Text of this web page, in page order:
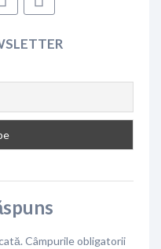
Câmpurile obligatorii